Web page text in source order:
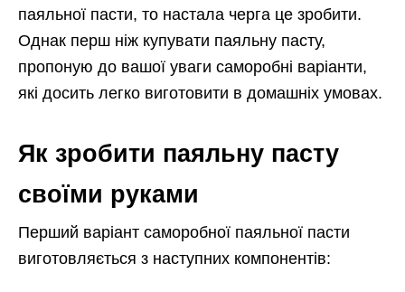
паяльної пасти, то настала черга це зробити.
Однак перш ніж купувати паяльну пасту,
пропоную до вашої уваги саморобні варіанти,
які досить легко виготовити в домашніх умовах.
Як зробити паяльну пасту
своїми руками
Перший варіант саморобної паяльної пасти
виготовляється з наступних компонентів: